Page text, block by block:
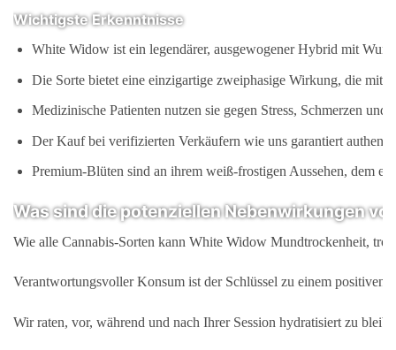
Wichtigste Erkenntnisse
White Widow ist ein legendärer, ausgewogener Hybrid mit
Die Sorte bietet eine einzigartige zweiphasige Wirkung, die mit
Medizinische Patienten nutzen sie gegen Stress, Schmerzen und
Der Kauf bei verifizierten Verkäufern wie uns garantiert
Premium-Blüten sind an ihrem weiß-frostigen Aussehen, dem
Was sind die potenziellen Nebenwirkungen
Wie alle Cannabis-Sorten kann White Widow Mundtrockenheit,
Verantwortungsvoller Konsum ist der Schlüssel zu einem positiven
Wir raten, vor, während und nach Ihrer Session hydratisiert zu